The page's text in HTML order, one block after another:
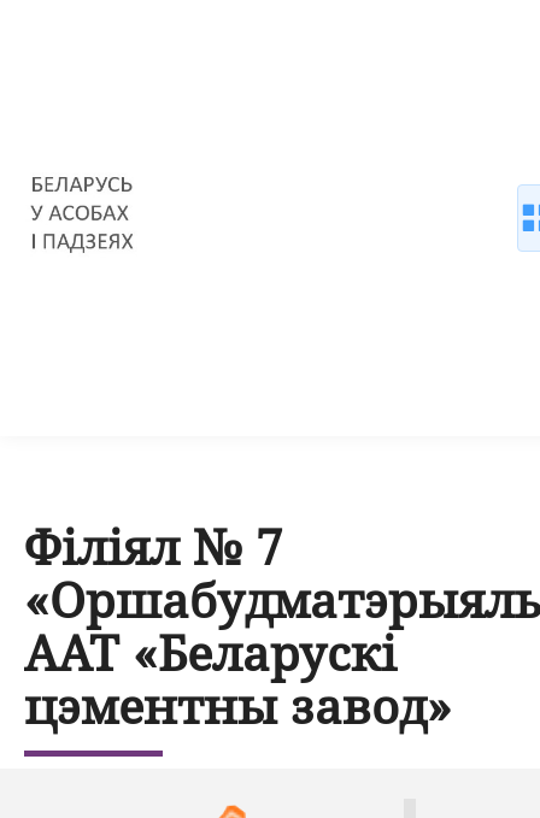
Філіял № 7
ААТ «Беларускі
цэментны завод»